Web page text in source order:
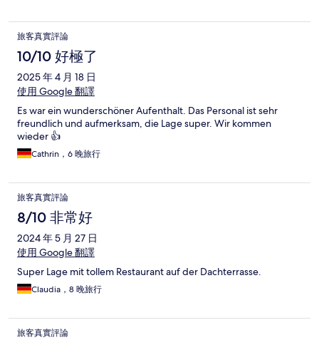
旅客真實評論
10/10 好極了
2025 年 4 月 18 日
使用 Google 翻譯
Es war ein wunderschöner Aufenthalt. Das Personal ist sehr
freundlich und aufmerksam, die Lage super. Wir kommen
wieder 👍
Cathrin，6 晚旅行
旅客真實評論
8/10 非常好
2024 年 5 月 27 日
使用 Google 翻譯
Super Lage mit tollem Restaurant auf der Dachterrasse.
Claudia，8 晚旅行
旅客真實評論